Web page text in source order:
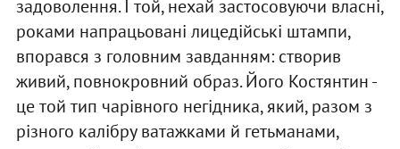
задоволення. І той, нехай застосовуючи власні,
роками напрацьовані лицедійські штампи,
впорався з головним завданням: створив
живий, повнокровний образ. Його Костянтин -
це той тип чарівного негідника, який, разом з
різного калібру ватажками й гетьманами,